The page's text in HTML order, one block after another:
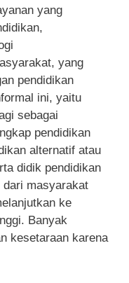
yang
yang
pendidikan
ini, yaitu
sebagai
pendidikan
alternatif atau
didik pendidikan
dari masyarakat
ke
Banyak
kesetaraan karena